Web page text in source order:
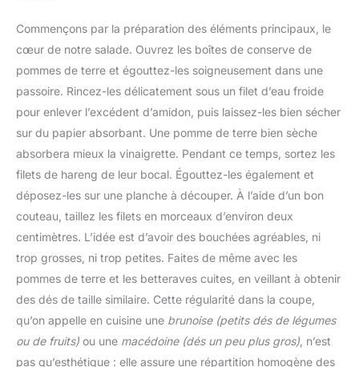
Commençons par la préparation des éléments principaux, le
cœur de notre salade. Ouvrez les boîtes de conserve de
pommes de terre et égouttez-les soigneusement dans une
passoire. Rincez-les délicatement sous un filet d’eau froide
pour enlever l’excédent d’amidon, puis laissez-les bien sécher
sur du papier absorbant. Une pomme de terre bien sèche
absorbera mieux la vinaigrette. Pendant ce temps, sortez les
filets de hareng de leur bocal. Égouttez-les également et
déposez-les sur une planche à découper. À l’aide d’un bon
couteau, taillez les filets en morceaux d’environ deux
centimètres. L’idée est d’avoir des bouchées agréables, ni
trop grosses, ni trop petites. Faites de même avec les
pommes de terre et les betteraves cuites, en veillant à obtenir
des dés de taille similaire. Cette régularité dans la coupe,
qu’on appelle en cuisine une brunoise (petits dés de légumes
ou de fruits) ou une macédoine (dés un peu plus gros) , n’est
pas qu’esthétique : elle assure une répartition homogène des